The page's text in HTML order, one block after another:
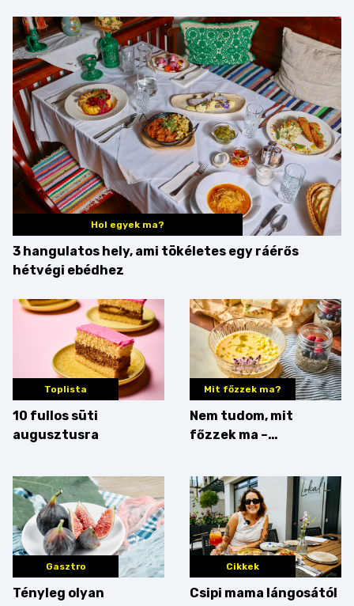
Hol egyek ma?
3 hangulatos hely, ami tökéletes egy ráérős
hétvégi ebédhez
Toplista
10 fullos süti
augusztusra
Mit főzzek ma?
Nem tudom, mit
főzzek ma –
Gasztro
Tényleg olyan
Cikkek
Csipi mama lángosától